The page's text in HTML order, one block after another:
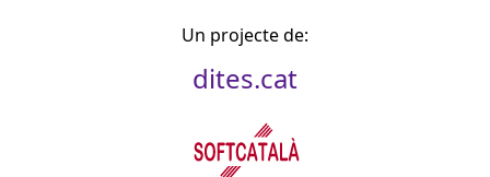
Un projecte de:
dites.cat